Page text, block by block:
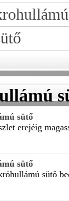
sütő
erejéig
sütő
sütő